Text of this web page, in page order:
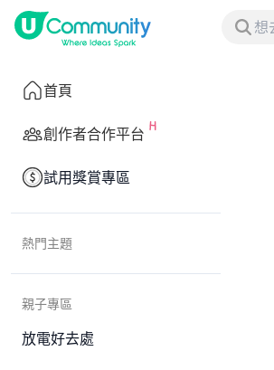
首頁
創作者合作平台
試用獎賞專區
熱門主題
親子專區
放電好去處